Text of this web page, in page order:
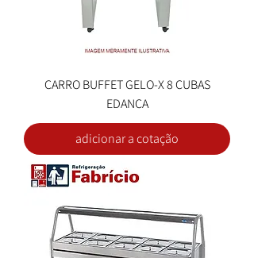
CARRO BUFFET GELO-X 8 CUBAS
EDANCA
adicionar a cotação